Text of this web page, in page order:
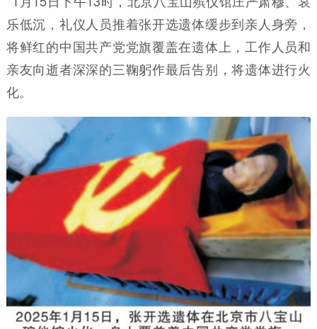
乐低沉，礼仪人员推着张开选遗体缓步到亲人身旁，
将鲜红的中国共产党党旗覆盖在遗体上，工作人员和
亲友向逝者深深的三鞠躬作最后告别，将遗体进行火
化。